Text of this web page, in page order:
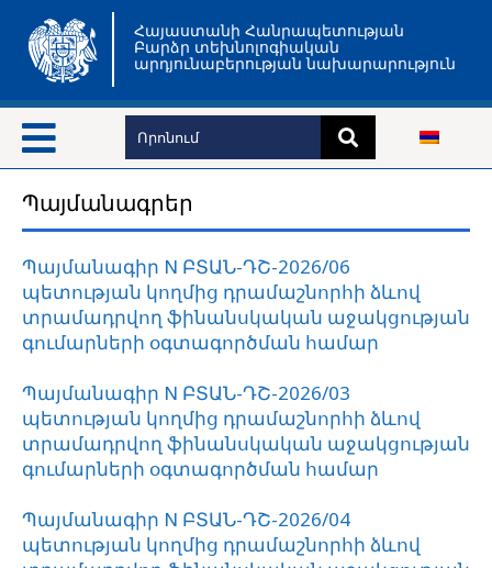
Հայաստանի Հանրապետության
Բարձր տեխնոլոգիական
արդյունաբերության նախարարություն
Պայմանագրեր
Պայմանագիր N ԲՏԱՆ-ԴՇ-2026/06
պետության կողմից դրամաշնորհի ձևով
տրամադրվող ֆինանսկական աջակցության
գումարների օգտագործման համար
Պայմանագիր N ԲՏԱՆ-ԴՇ-2026/03
պետության կողմից դրամաշնորհի ձևով
տրամադրվող ֆինանսկական աջակցության
գումարների օգտագործման համար
Պայմանագիր N ԲՏԱՆ-ԴՇ-2026/04
պետության կողմից դրամաշնորհի ձևով